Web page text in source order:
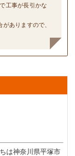
工事が長引かな
ありますので、
は神奈川県平塚市